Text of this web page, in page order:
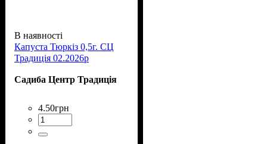
В наявності
Капуста Тюркіз 0,5г. СЦ
Традиція 02.2026р
Садиба Центр Традиція
4.50грн